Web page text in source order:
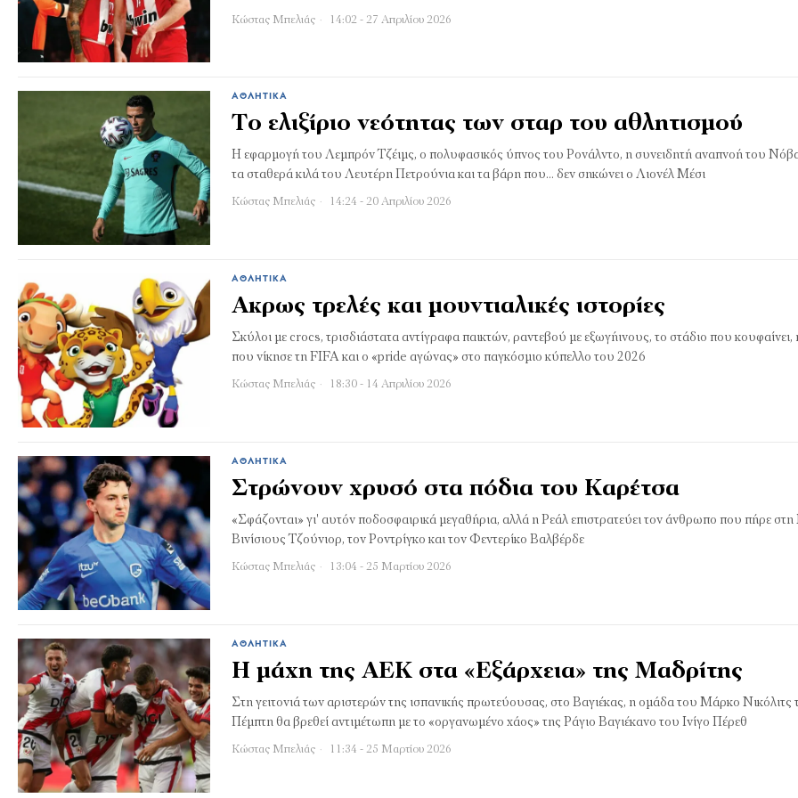
Κώστας Μπελιάς 14:02 - 27 Απριλίου 2026
ΑΘΛΗΤΙΚΆ
Το ελιξίριο νεότητας των σταρ του αθλητισμού
Η εφαρμογή του Λεμπρόν Τζέιμς, ο πολυφασικός ύπνος του Ρονάλντο, η συνειδητή αναπνοή του
τα σταθερά κιλά του Λευτέρη Πετρούνια και τα βάρη που... δεν σηκώνει ο Λιονέλ Μέσι
Κώστας Μπελιάς 14:24 - 20 Απριλίου 2026
ΑΘΛΗΤΙΚΆ
Ακρως τρελές και µουντιαλικές ιστορίες
Σκύλοι με crocs, τρισδιάστατα αντίγραφα παικτών, ραντεβού με εξωγήινους, το στάδιο που
που νίκησε τη FIFA και ο «pride αγώνας» στο παγκόσμιο κύπελλο του 2026
Κώστας Μπελιάς 18:30 - 14 Απριλίου 2026
ΑΘΛΗΤΙΚΆ
Στρώνουν χρυσό στα πόδια του Καρέτσα
«Σφάζονται» γι' αυτόν ποδοσφαιρικά μεγαθήρια, αλλά η Ρεάλ επιστρατεύει τον άνθρωπο που πήρε
Βινίσιους Τζούνιορ, τον Ροντρίγκο και τον Φεντερίκο Βαλβέρδε
Κώστας Μπελιάς 13:04 - 25 Μαρτίου 2026
ΑΘΛΗΤΙΚΆ
Η µάχη της ΑΕΚ στα «Εξάρχεια» της Μαδρίτης
Στη γειτονιά των αριστερών της ισπανικής πρωτεύουσας, στο Βαγιέκας, η ομάδα του Μάρκο
Πέμπτη θα βρεθεί αντιμέτωπη με το «οργανωμένο χάος» της Ράγιο Βαγιέκανο του Ινίγο Πέρεθ
Κώστας Μπελιάς 11:34 - 25 Μαρτίου 2026